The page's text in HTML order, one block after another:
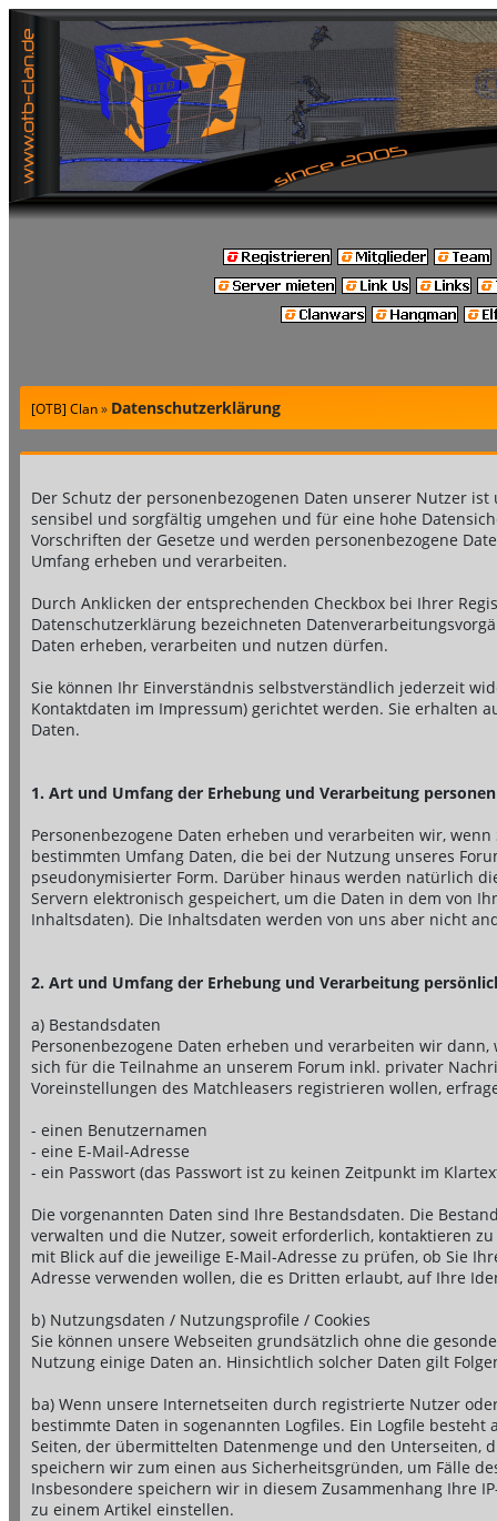
[OTB] Clan» Datenschutzerklärung
Der Schutz der personenbezogenen Daten unserer Nutzer
sensibel und sorgfältig umgehen und für eine hohe
Vorschriften der Gesetze und werden personenbezogene
Umfang erheben und verarbeiten.
Durch Anklicken der entsprechenden Checkbox bei Ihrer
Datenschutzerklärung bezeichneten
Daten erheben, verarbeiten und nutzen dürfen.
Sie können Ihr Einverständnis selbstverständlich jederzeit
Kontaktdaten im Impressum) gerichtet werden. Sie erhalten
Daten.
1. Art und Umfang der Erhebung und Verarbeitung
Personenbezogene Daten erheben und verarbeiten wir,
bestimmten Umfang Daten, die bei der Nutzung unseres
pseudonymisierter Form. Darüber hinaus werden natürlich
Servern elektronisch gespeichert, um die Daten in dem von
Inhaltsdaten). Die Inhaltsdaten werden von uns aber nicht
2. Art und Umfang der Erhebung und Verarbeitung
a) Bestandsdaten
Personenbezogene Daten erheben und verarbeiten wir
sich für die Teilnahme an unserem Forum inkl. privater
Voreinstellungen des Matchleasers registrieren wollen,
- einen Benutzernamen
- eine E-Mail-Adresse
- ein Passwort (das Passwort ist zu keinen Zeitpunkt im
Die vorgenannten Daten sind Ihre Bestandsdaten. Die
verwalten und die Nutzer, soweit erforderlich, kontaktieren
mit Blick auf die jeweilige E-Mail-Adresse zu prüfen, ob Sie
Adresse verwenden wollen, die es Dritten erlaubt, auf Ihre
b) Nutzungsdaten / Nutzungsprofile / Cookies
Sie können unsere Webseiten grundsätzlich ohne die
Nutzung einige Daten an. Hinsichtlich solcher Daten gilt
ba) Wenn unsere Internetseiten durch registrierte Nutzer
bestimmte Daten in sogenannten Logfiles. Ein Logfile
Seiten, der übermittelten Datenmenge und den Unterseiten,
speichern wir zum einen aus Sicherheitsgründen, um Fälle
Insbesondere speichern wir in diesem Zusammenhang Ihre
zu einem Artikel einstellen.